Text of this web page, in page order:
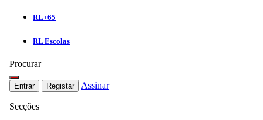
RL+65
RL Escolas
Procurar
Entrar Registar Assinar
Secções